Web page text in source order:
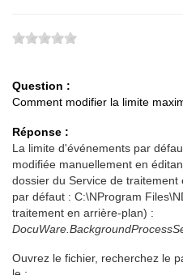
Question :
Comment modifier la limite
Réponse :
La limite d'événements par
modifiée manuellement en
dossier du Service de
par défaut : C:\NProgram
traitement en arrière-plan) :
Ouvrez le fichier, recherchez le